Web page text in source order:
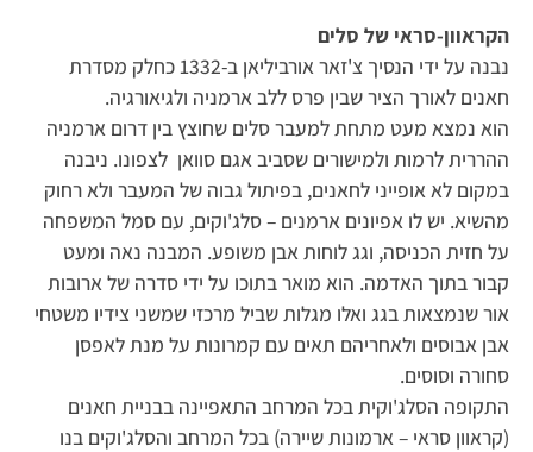
הקראוון-סראי של סלים
נבנה על ידי הנסיך צ'זאר אורביליאן ב-1332 כחלק מסדרת
חאנים לאורך הציר שבין פרס ללב ארמניה ולגיאורגיה.
הוא נמצא מעט מתחת למעבר סלים שחוצץ בין דרום ארמניה
ההררית לרמות ולמישורים שסביב אגם סוואן לצפונו. ניבנה
במקום לא אופייני לחאנים, בפיתול גבוה של המעבר ולא רחוק
מהשיא. יש לו אפיונים ארמנים – סלג'וקים, עם סמל המשפחה
על חזית הכניסה, וגג לוחות אבן משופע. המבנה נאה ומעט
קבור בתוך האדמה. הוא מואר בתוכו על ידי סדרה של ארובות
אור שנמצאות בגג ואלו מגלות שביל מרכזי שמשני צידיו משטחי
אבן אבוסים ולאחריהם תאים עם קמרונות על מנת לאפסן
סחורה וסוסים.
התקופה הסלג'וקית בכל המרחב התאפיינה בבניית חאנים
(קראוון סראי – ארמונות שיירה) בכל המרחב והסלג'וקים בנו